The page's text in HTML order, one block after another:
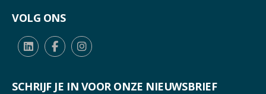
VOLG ONS
SCHRIJF JE IN VOOR ONZE NIEUWSBRIEF